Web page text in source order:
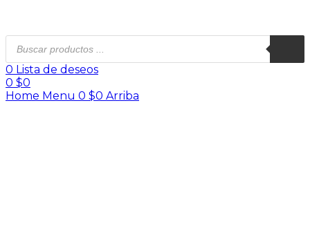
0 Lista de deseos
0 $0
Home Menu 0 $0 Arriba